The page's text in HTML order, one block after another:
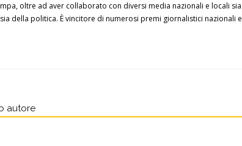
oltre ad aver collaborato con diversi media nazionali e locali sia
della politica. È vincitore di numerosi premi giornalistici nazionali e
autore